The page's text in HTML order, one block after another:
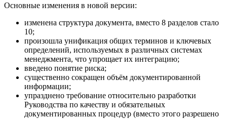
Основные изменения в новой версии:
изменена структура документа, вместо 8 разделов стало
10;
произошла унификация общих терминов и ключевых
определений, используемых в различных системах
менеджмента, что упрощает их интеграцию;
введено понятие риска;
существенно сокращен объём документированной
информации;
упразднено требование относительно разработки
Руководства по качеству и обязательных
документированных процедур (вместо этого разрешено